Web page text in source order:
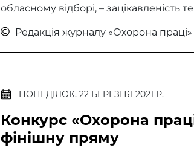
обласному відборі, – зацікавленість
Редакція журналу «Охорона праці»
ПОНЕДІЛОК, 22 БЕРЕЗНЯ 2021 Р.
Конкурс «Охорона
фінішну пряму